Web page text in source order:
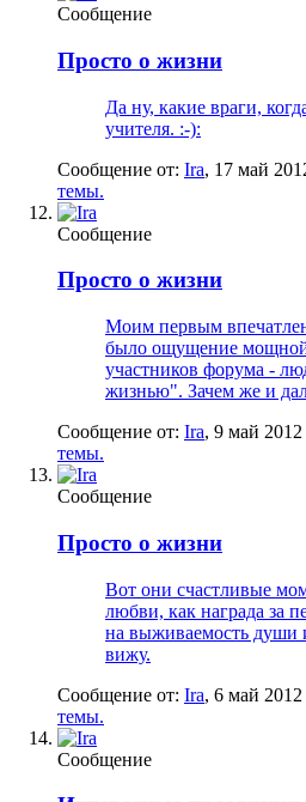
Сообщение
Просто о жизни
Да ну, какие враги,
учителя. :-):
Сообщение от: Ira, 17 май
темы.
Сообщение
Просто о жизни
Моим первым
было ощущение мощной
участников форума -
жизнью". Зачем же и
Сообщение от: Ira, 9 май 2012
темы.
Сообщение
Просто о жизни
Вот они счастливые
любви, как награда за
на выживаемость души
вижу.
Сообщение от: Ira, 6 май 2012
темы.
Сообщение